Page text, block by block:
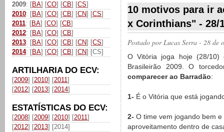
2009: [BA] [CO] [CB] [CS]
2010: [BA] [CO] [CB] [CN] [CS]
2011: [BA] [CO] [CB]
2012: [BA] [CO] [CB]
2013: [BA] [CO] [CB] [CN] [CS]
2014: [BA] [CO] [CB] [CN] [CS]
ARTILHARIA DO ECV:
[2009] [2010] [2011]
[2012] [2013] [2014]
ESTATÍSTICAS DO ECV:
[2008] [2009] [2010] [2011]
[2012] [2013] [2014]
10 motivos para ir
x Corinthians" - 28/
Postado porLucas Serra - 28 de
O Vitória joga hoje (28/10)
Brasileirão 2009. O
comparecer ao Barradão:
1- É o Vitória que está
2- O time vem jogando bem
aproveitamento dentro de